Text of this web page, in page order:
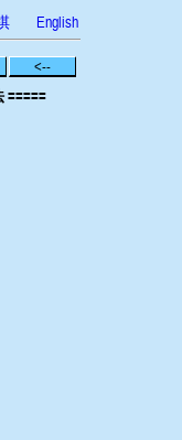
English
<--
=====